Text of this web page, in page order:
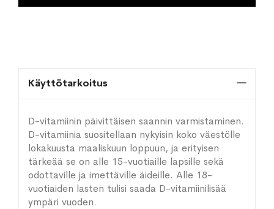
Käyttötarkoitus
D-vitamiinin päivittäisen saannin varmistaminen.
D-vitamiinia suositellaan nykyisin koko väestölle
lokakuusta maaliskuun loppuun, ja erityisen
tärkeää se on alle 15-vuotiaille lapsille sekä
odottaville ja imettäville äideille. Alle 18-
vuotiaiden lasten tulisi saada D-vitamiinilisää
ympäri vuoden.